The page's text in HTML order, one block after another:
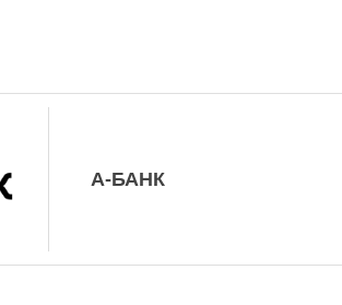
А-БАНК